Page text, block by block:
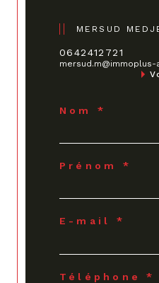
MERSUD
0642412721
mersud.m@immoplus-
Nom *
Prénom *
E-mail *
Téléphone *